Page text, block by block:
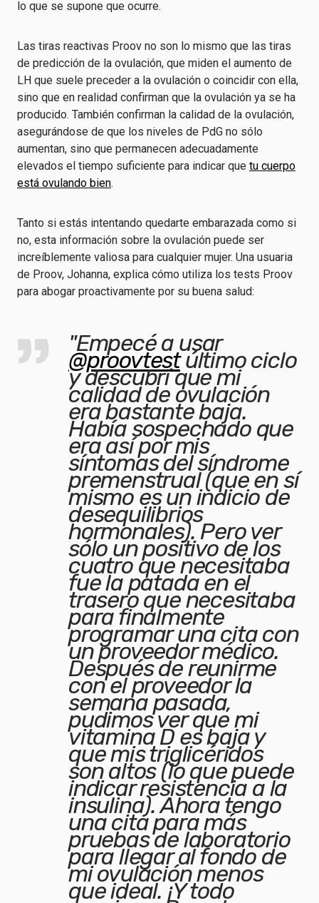
lo que se supone que ocurre.
Las tiras reactivas Proov no son lo mismo que las tiras
de predicción de la ovulación, que miden el aumento de
LH que suele preceder a la ovulación o coincidir con ella,
sino que en realidad confirman que la ovulación ya se ha
producido. También confirman la calidad de la ovulación,
asegurándose de que los niveles de PdG no sólo
aumentan, sino que permanecen adecuadamente
elevados el tiempo suficiente para indicar que tu cuerpo
está ovulando bien.
Tanto si estás intentando quedarte embarazada como si
no, esta información sobre la ovulación puede ser
increíblemente valiosa para cualquier mujer. Una usuaria
de Proov, Johanna, explica cómo utiliza los tests Proov
para abogar proactivamente por su buena salud:
"Empecé a usar
@proovtestúltimo ciclo
y descubrí que mi
calidad de ovulación
era bastante baja.
Había sospechado que
era así por mis
síntomas del síndrome
premenstrual (que en sí
mismo es un indicio de
desequilibrios
hormonales). Pero ver
sólo un positivo de los
cuatro que necesitaba
fue la patada en el
trasero que necesitaba
para finalmente
programar una cita con
un proveedor médico.
Después de reunirme
con el proveedor la
semana pasada,
pudimos ver que mi
vitamina D es baja y
que mis triglicéridos
son altos (lo que puede
indicar resistencia a la
insulina). Ahora tengo
una cita para más
pruebas de laboratorio
para llegar al fondo de
mi ovulación menos
que ideal. ¡Y todo